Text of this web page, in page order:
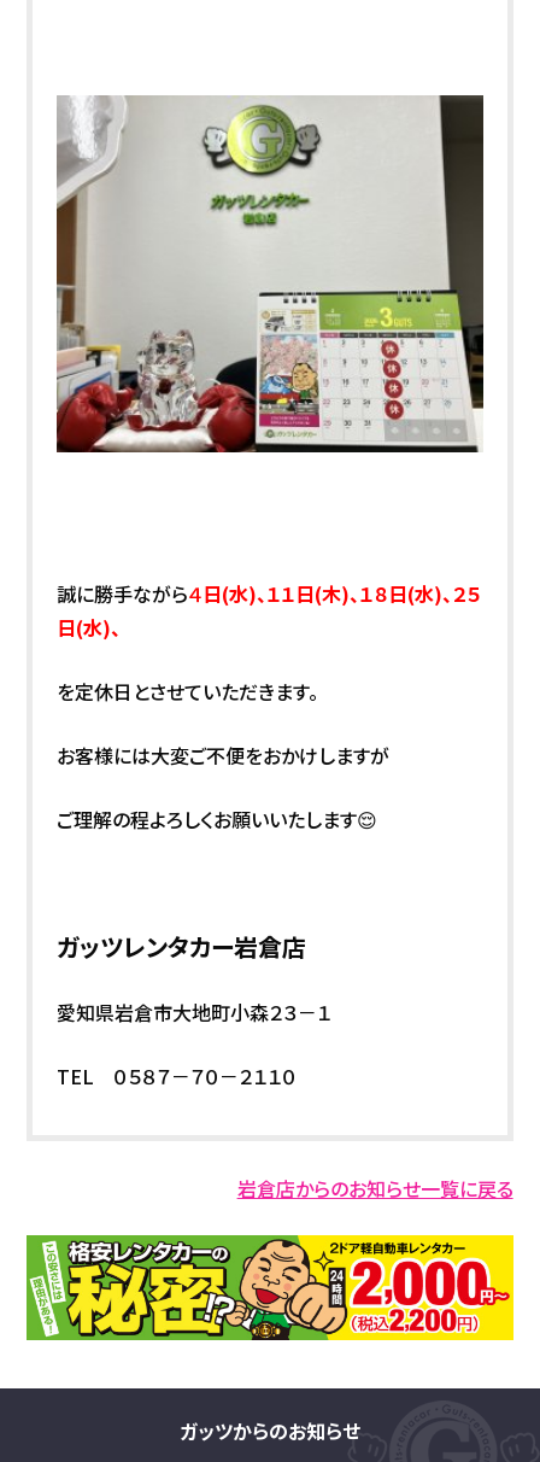
誠に勝手ながら４日(水)、１１日(木)、１８日(水)、２５
日(水)、
を定休日とさせていただきます。
お客様には大変ご不便をおかけしますが
ご理解の程よろしくお願いいたします😌
ガッツレンタカー岩倉店
愛知県岩倉市大地町小森２３－１
TEL ０５８７－７０－２１１０
岩倉店からのお知らせ一覧に戻る
ガッツからのお知らせ